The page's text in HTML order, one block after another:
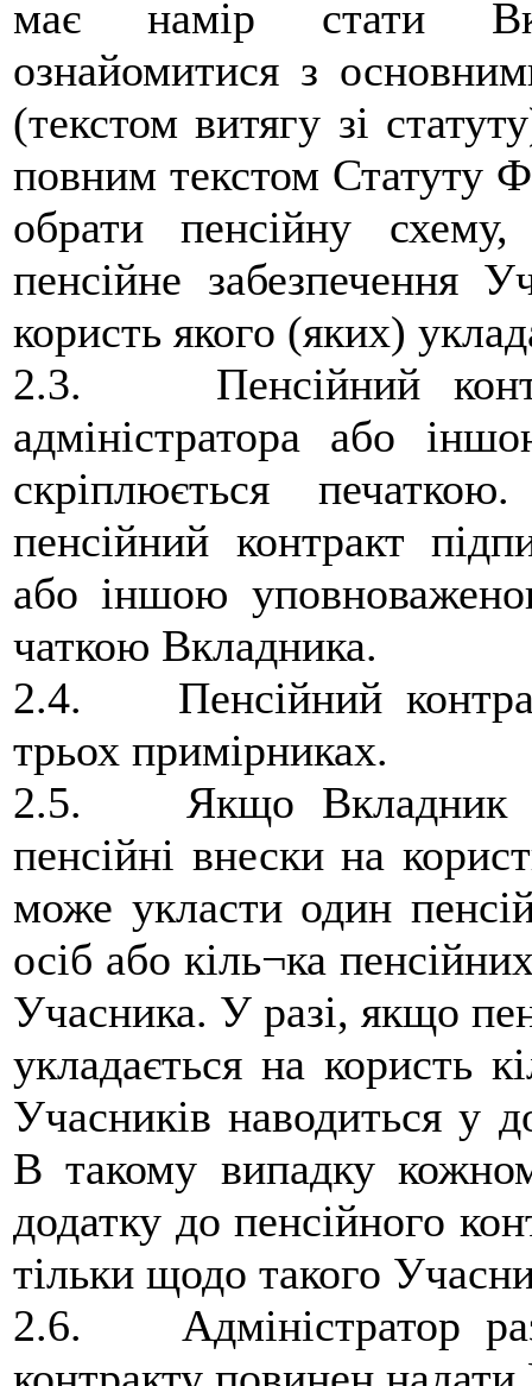
має намір стати
ознайомитися з
(текстом витягу зі
повним текстом Статуту
обрати пенсійну
пенсійне забезпечення
користь якого (яких)
2.3. Пенсійний
адміністратора або
скріплюється
пенсійний контракт
або іншою
чаткою Вкладника.
2.4. Пенсійний
трьох примірниках.
2.5. Якщо Вкладник
пенсійні внески на
може укласти один
осіб або кіль¬ка
Учасника. У разі, якщо
укладається на користь
Учасників наводиться у
В такому випадку
додатку до пенсійного
тільки щодо такого
2.6. Адміністратор